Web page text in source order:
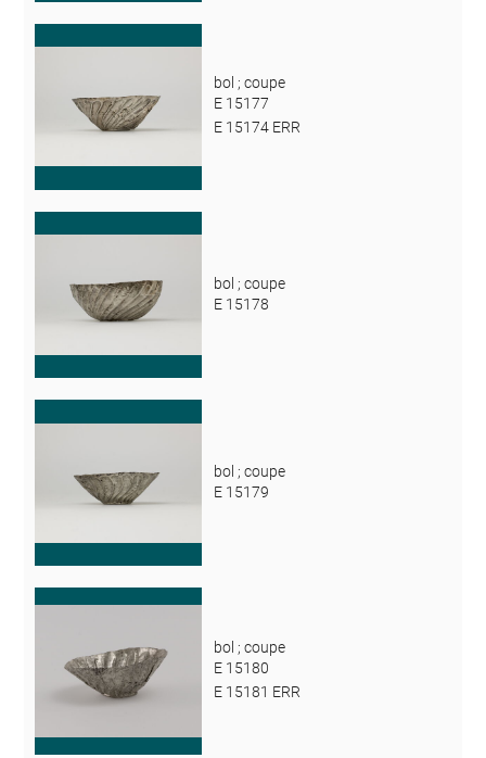
bol ; coupe
E 15177
E 15174 ERR
bol ; coupe
E 15178
bol ; coupe
E 15179
bol ; coupe
E 15180
E 15181 ERR